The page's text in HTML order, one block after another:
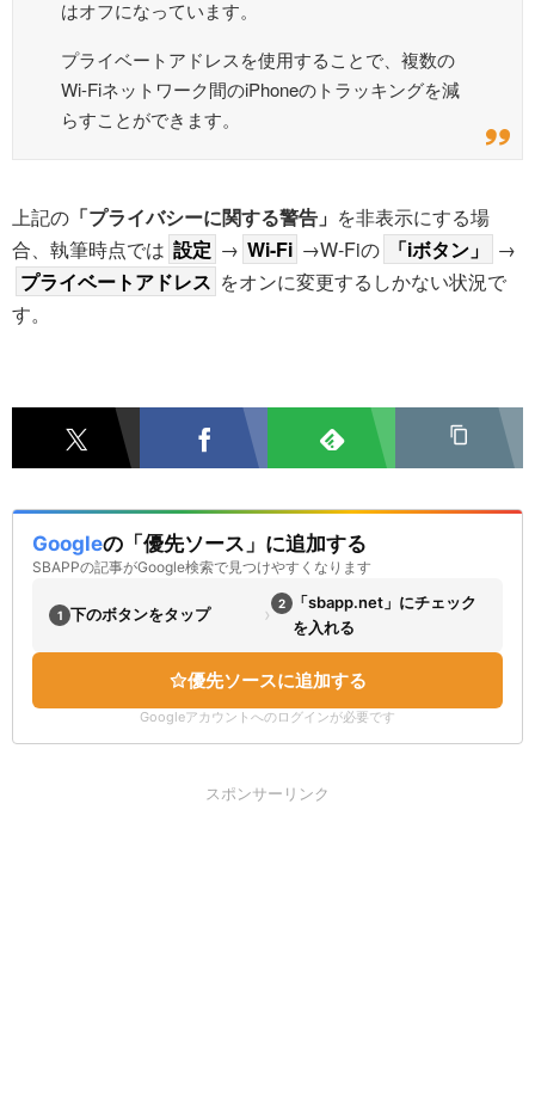
はオフになっています。
プライベートアドレスを使用することで、複数の
Wi-Fiネットワーク間のiPhoneのトラッキングを減
らすことができます。
上記の 「プライバシーに関する警告」 を非表示にする場
合、執筆時点では 設定 → Wi-Fi →W-Fiの 「iボタン」
→
プライベートアドレス をオンに変更するしかない状況で
す。
Googleの「優先ソース」に追加する
SBAPPの記事がGoogle検索で見つけやすくなります
1 下のボタンをタップ › 2
「sbapp.net」にチェック
を入れる
優先ソースに追加する
Googleアカウントへのログインが必要です
スポンサーリンク